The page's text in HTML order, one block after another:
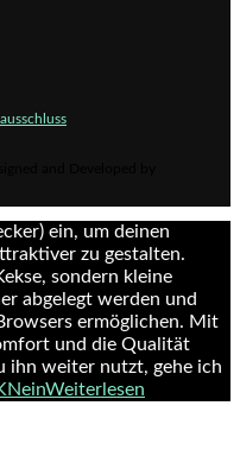
ein, um deinen
zu gestalten.
sondern kleine
abgelegt werden und
ermöglichen. Mit
und die Qualität
ihn weiter nutzt, gehe ich
NeinWeiterlesen